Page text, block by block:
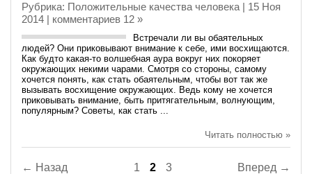
Рубрика: Положительные качества человека | 15 Ноя
2014 | комментариев 12 »
Встречали ли вы обаятельных
людей? Они приковывают внимание к себе, ими восхищаются.
Как будто какая-то волшебная аура вокруг них покоряет
окружающих некими чарами. Смотря со стороны, самому
хочется понять, как стать обаятельным, чтобы вот так же
вызывать восхищение окружающих. Ведь кому не хочется
приковывать внимание, быть притягательным, волнующим,
популярным? Советы, как стать ...
Читать полностью »
Вперед →
← Назад 1 2 3